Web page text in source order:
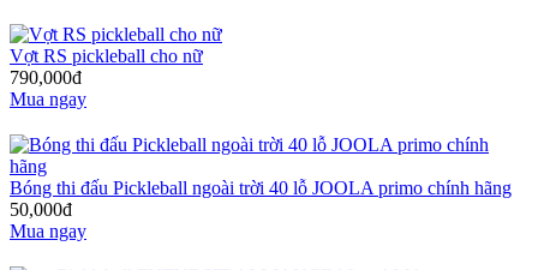
Vợt RS pickleball cho nữ
790,000đ
Mua ngay
Bóng thi đấu Pickleball ngoài trời 40 lỗ JOOLA primo chính hãng
50,000đ
Mua ngay